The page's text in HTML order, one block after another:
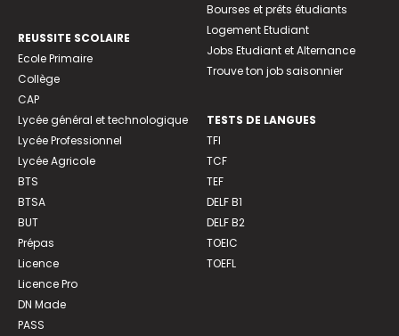
REUSSITE SCOLAIRE
Ecole Primaire
Collège
CAP
Lycée général et technologique
Lycée Professionnel
Lycée Agricole
BTS
BTSA
BUT
Prépas
Licence
Licence Pro
DN Made
PASS
Bourses et prêts étudiants
Logement Etudiant
Jobs Etudiant et Alternance
Trouve ton job saisonnier
TESTS DE LANGUES
TFI
TCF
TEF
DELF B1
DELF B2
TOEIC
TOEFL